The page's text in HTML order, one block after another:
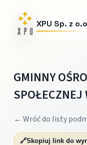
XPU Sp. z
GMINNY
SPOŁECZNEJ
← Wróć do listy
🔗Skopiuj link do